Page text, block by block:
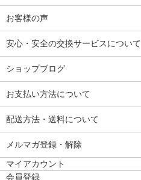
お客様の声
安心・安全の交換サービスについて
ショップブログ
お支払い方法について
配送方法・送料について
メルマガ登録・解除
マイアカウント
会員登録